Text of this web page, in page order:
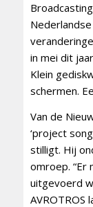
in mei dit
Klein
schermen.
Van de
‘project
stilligt. Hij
omroep. “Er
uitgevoerd
AVROTROS